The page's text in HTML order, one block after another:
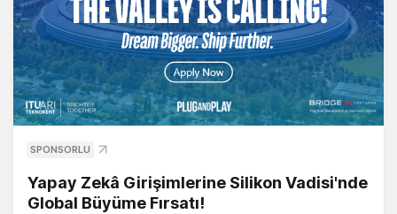
SPONSORLU
Yapay Zekâ Girişimlerine Silikon Vadisi'nde
Global Büyüme Fırsatı!